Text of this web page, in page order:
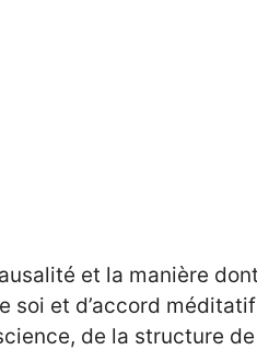
et la manière
soi et d’accord
de la structure de